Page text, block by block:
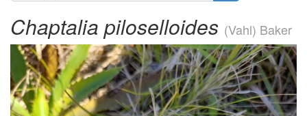
Chaptalia piloselloides (Vahl) Baker